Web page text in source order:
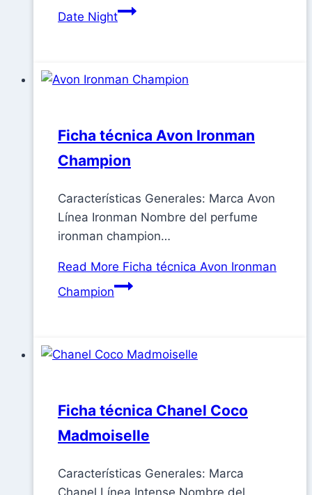
Date Night
Ficha técnica Avon Ironman
Champion
Características Generales: Marca Avon
Línea Ironman Nombre del perfume
ironman champion…
Read More Ficha técnica Avon Ironman
Champion
Ficha técnica Chanel Coco
Madmoiselle
Características Generales: Marca